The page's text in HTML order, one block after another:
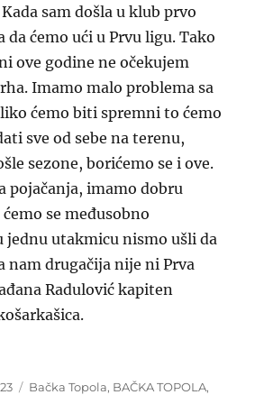
sam došla u klub prvo
da ćemo ući u Prvu ligu. Tako
ove godine ne očekujem
Imamo malo problema sa
ćemo biti spremni to ćemo
sve od sebe na terenu,
sezone, borićemo se i ove.
pojačanja, imamo dobru
se međusobno
jednu utakmicu nismo ušli da
nam drugačija nije ni Prva
Radulović kapiten
Categories
Bačka Topola, BAČKA TOPOLA,